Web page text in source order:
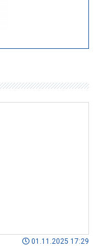
01.11.2025 17:29